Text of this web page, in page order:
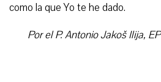
como la que Yo te he dado.
Por el P. Antonio Jakoš Ilija, EP